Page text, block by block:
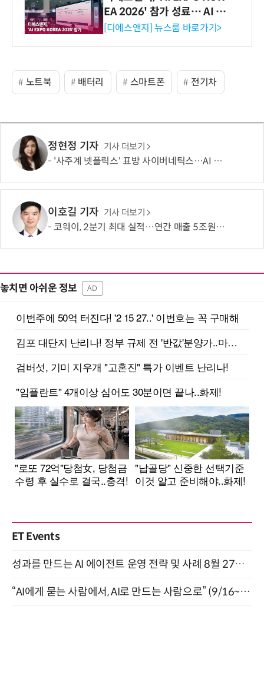
EA 2026' 참가 성료… AI 전
생애주기 아우르는 통합 솔루
[디에스앤지] 뉴스룸 바로가기>
노트북 배터리 스마트폰 전기차
정현정 기자 기사 더보기
'사주계 넷플릭스' 표방 사이버네틱스…AI 사주로 MAU 100만 돌파
이호길 기자 기사 더보기
코웨이, 2분기 최대 실적…연간 매출 5조원·영업이익 1조원 '순항'
놓치면 아쉬운 정보 AD
ET Events
성과를 만드는 AI 에이전트 운영 전략 및 사례 8월 27일 개최
“AI에게 묻는 사람에서, AI로 만드는 사람으로” (9/16~17)